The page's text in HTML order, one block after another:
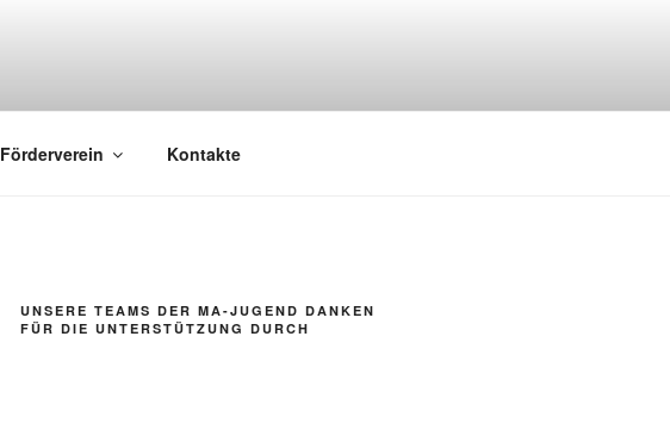
Förderverein Kontakte
UNSERE TEAMS DER MA-JUGEND DANKEN
FÜR DIE UNTERSTÜTZUNG DURCH